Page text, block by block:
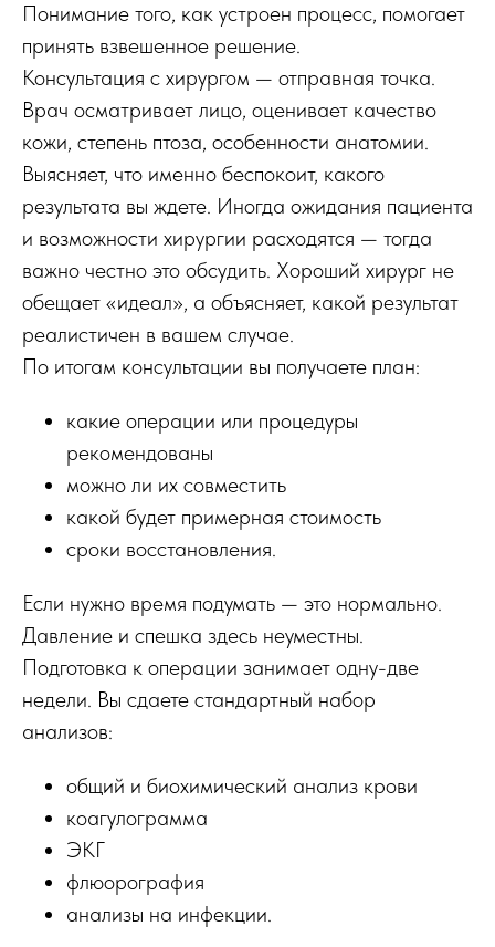
Понимание того, как устроен процесс, помогает
принять взвешенное решение.
Консультация с хирургом — отправная точка.
Врач осматривает лицо, оценивает качество
кожи, степень птоза, особенности анатомии.
Выясняет, что именно беспокоит, какого
результата вы ждете. Иногда ожидания пациента
и возможности хирургии расходятся — тогда
важно честно это обсудить. Хороший хирург не
обещает «идеал», а объясняет, какой результат
реалистичен в вашем случае.
По итогам консультации вы получаете план:
какие операции или процедуры
рекомендованы
можно ли их совместить
какой будет примерная стоимость
сроки восстановления.
Если нужно время подумать — это нормально.
Давление и спешка здесь неуместны.
Подготовка к операции занимает одну-две
недели. Вы сдаете стандартный набор
анализов:
общий и биохимический анализ крови
коагулограмма
ЭКГ
флюорография
анализы на инфекции.